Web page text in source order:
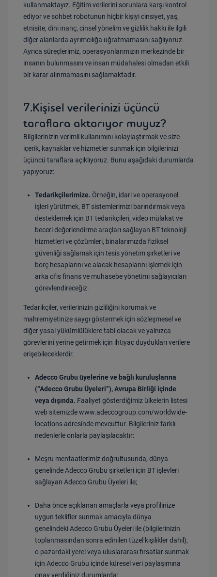
kullanmaktayız. Eğitim verilerini sorunlara karşı kontrol
ediyor ve sohbet robotunun hiçbir kişiyi cinsiyet, yaş,
etnisite, dini inanç, cinsel yönelim ve gizlilik hakkı ile ilgili
diğer alanlarda ayrımcılığa uğratmamasını sağlıyoruz.
Ayrıca süreçlerimiz, operasyonlarımızın merkezinde bir
insanın bulunmasını ve insan müdahalesi olmadan etkili
bir karar alınmamasını sağlamaktadır.
7.Kişisel verilerinizi üçüncü
taraflara aktarıyor muyuz?
Bilgilerinizin verimli kullanımını kolaylaştırmak ve size
içerik, kaynaklar ve hizmetler sunmak için bilgilerinizi
üçüncü taraflara açıklıyoruz. Bunu aşağıdaki durumlarda
yapıyoruz:
Tedarikçilerimize. Örneğin, idari ve operasyonel
işleri yürütmek, BT sistemlerimizi barındırmak veya
desteklemek için BT tedarikçileri, video mülakat ve
beceri değerlendirme araçları sağlayan BT teknoloji
hizmetleri ve çözümleri, binalarımızda fiziksel
güvenliği sağlamak için tesis yönetim şirketleri ve
borç hesaplarını ve alacak hesaplarını işlemek için
arka ofis finans ve muhasebe yönetimi sağlayıcıları
görevlendireceğiz.
Tedarikçiler, verilerinizin gizliliğini korumak ve
mahremiyetinize saygı göstermek için sözleşmesel ve
diğer yasal yükümlülüklere tabi olacak ve yalnızca
görevlerini yerine getirmek için ihtiyaç duydukları verilere
erişebileceklerdir.
Adecco Grubu üyelerine ve bağlı kuruluşlarına
(“Adecco Grubu Üyeleri”), Avrupa Birliği içinde
veya dışında. Faaliyet gösterdiğimiz ülkelerin listesi
web sitemizdewww.adeccogroup.com/worldwide-
locations adresinde mevcuttur. Bilgileriniz farklı
nedenlerle onlarla paylaşılacaktır:
Meşru menfaatlerimiz doğrultusunda, dünya
genelinde Adecco Grubu şirketleri için BT işlevleri
sağlayan Adecco Grubu Üyeleri ile;
Daha önce açıklanan amaçlarla veya profilinize
uygun teklifler sunmak amacıyla dünya
genelindeki Adecco Grubu Üyeleri ile (bilgilerinizin
toplanmasından sonra edinilen tüzel kişilikler dahil),
o pazardaki yerel veya uluslararası fırsatlar sunmak
için Adecco Grubu içinde küresel veri paylaşımına
onay verdiğiniz durumlarda;